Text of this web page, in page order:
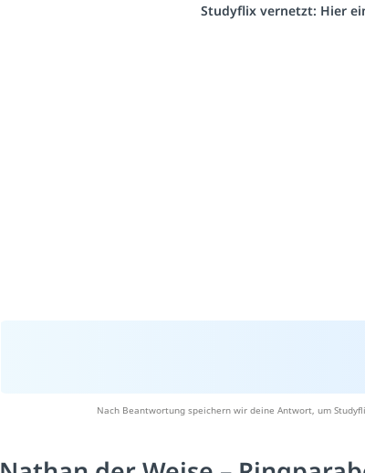
Studyflix vernetzt: Hier
Nach Beantwortung speichern wir deine Antwort, um